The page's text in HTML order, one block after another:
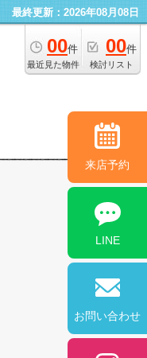
最終更新：2026年08月08日
00件
最近見た物件
00件
検討リスト
来店予約
LINE
お問い合わせ